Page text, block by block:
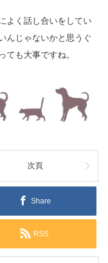
よく話し合いをしてい
んじゃないかと思うぐ
ても大事ですね。
次頁
Share
RSS